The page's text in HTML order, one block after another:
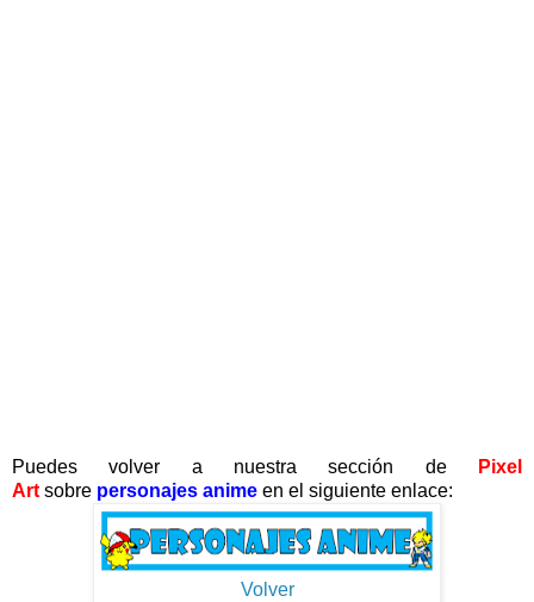
Puedes volver a nuestra sección de
Pixel
Art sobre personajes anime en el siguiente enlace:
Volver